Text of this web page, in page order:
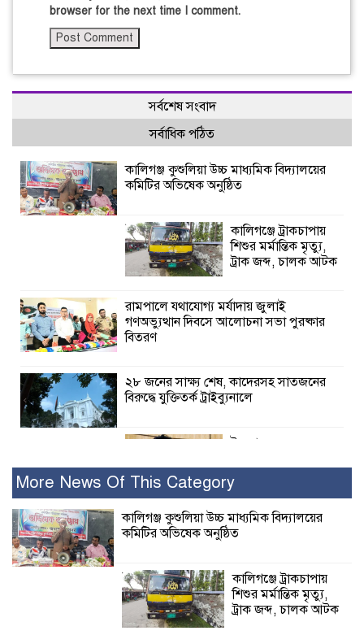
browser for the next time I comment.
সর্বশেষ সংবাদ
সর্বাধিক পঠিত
কালিগঞ্জ কুশুলিয়া উচ্চ মাধ্যমিক বিদ্যালয়ের
কমিটির অভিষেক অনুষ্ঠিত
কালিগঞ্জে ট্রাকচাপায়
শিশুর মর্মান্তিক মৃত্যু,
ট্রাক জব্দ, চালক আটক
রামপালে যথাযোগ্য মর্যাদায় জুলাই
গণঅভ্যুত্থান দিবসে আলোচনা সভা পুরষ্কার
বিতরণ
২৮ জনের সাক্ষ্য শেষ, কাদেরসহ সাতজনের
বিরুদ্ধে যুক্তিতর্ক ট্রাইব্যুনালে
ইসলামের সবচেয়ে
নুর
পাঁচ মাসে সরকারের দোষ দিচ্ছেন, আপনারা
কালিগঞ্জে নিখোঁজ জেলের মরদেহ অবশেষে
মিলল ইছামতী নদীতে
More News Of This Category
কালিগঞ্জ কুশুলিয়া উচ্চ মাধ্যমিক বিদ্যালয়ের
কমিটির অভিষেক অনুষ্ঠিত
কালিগঞ্জে ট্রাকচাপায়
শিশুর মর্মান্তিক মৃত্যু,
ট্রাক জব্দ, চালক আটক